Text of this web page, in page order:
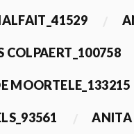
COLPAERT_100758
MOORTELE_133215
ANITA